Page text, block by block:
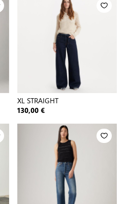
XL STRAIGHT
130,00 €